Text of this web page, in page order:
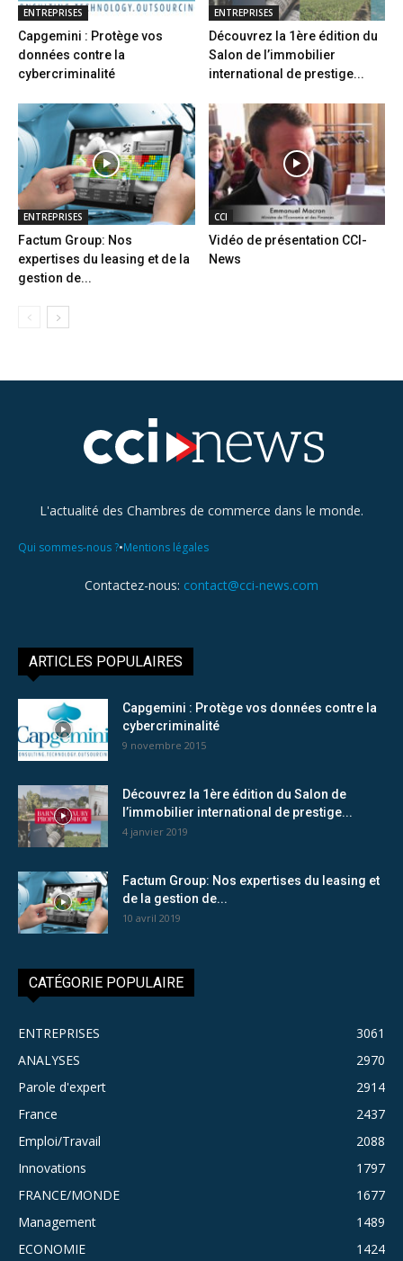
ENTREPRISES
Capgemini : Protège vos
données contre la
cybercriminalité
ENTREPRISES
Découvrez la 1ère édition du
Salon de l’immobilier
international de prestige...
ENTREPRISES
Factum Group: Nos
expertises du leasing et de la
gestion de...
CCI
Vidéo de présentation CCI-
News
L'actualité des Chambres de commerce dans le monde.
Qui sommes-nous ?•Mentions légales
Contactez-nous: contact@cci-news.com
ARTICLES POPULAIRES
Capgemini : Protège vos données contre la
cybercriminalité
9 novembre 2015
Découvrez la 1ère édition du Salon de
l’immobilier international de prestige...
4 janvier 2019
Factum Group: Nos expertises du leasing et
de la gestion de...
10 avril 2019
CATÉGORIE POPULAIRE
ENTREPRISES
3061
ANALYSES
2970
Parole d'expert
2914
France
2437
Emploi/Travail
2088
Innovations
1797
FRANCE/MONDE
1677
Management
1489
ECONOMIE
1424